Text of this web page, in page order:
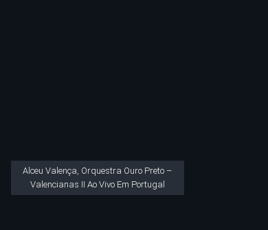
Alceu Valença, Orquestra Ouro Preto –
Valencianas II Ao Vivo Em Portugal